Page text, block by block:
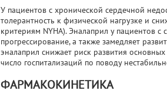
У пациентов с хронической сердечной
толерантность к физической нагрузке и
критериям NYHA). Эналаприл у пациентов
прогрессирование, а также замедляет
эналаприл снижает риск развития
число госпитализаций по поводу
ФАРМАКОКИНЕТИКА